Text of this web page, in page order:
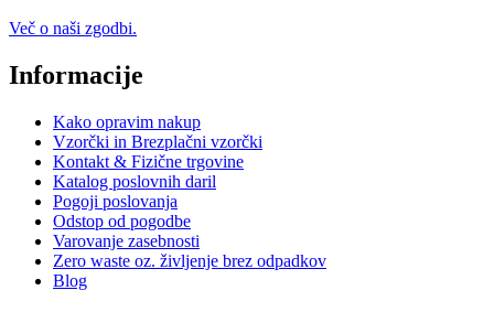
Več o naši zgodbi.
Informacije
Kako opravim nakup
Vzorčki in Brezplačni vzorčki
Kontakt & Fizične trgovine
Katalog poslovnih daril
Pogoji poslovanja
Odstop od pogodbe
Varovanje zasebnosti
Zero waste oz. življenje brez odpadkov
Blog